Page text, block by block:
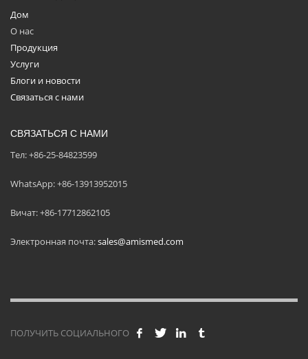
Дом
О нас
Продукция
Услуги
Блоги и новости
Связаться с нами
СВЯЗАТЬСЯ С НАМИ
Тел: +86-25-84823599
WhatsApp: +86-13913952015
Вичат: +86-17712862105
Электронная почта:sales@amismed.com
ПОЛУЧИТЬ СОЦИАЛЬНОГО